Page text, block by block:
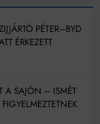
PÉTER–BYD
ÉRKEZETT
A SAJÓN – ISMÉT